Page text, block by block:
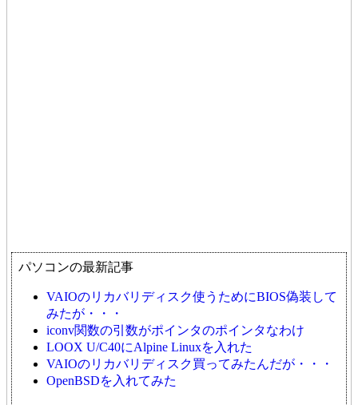
パソコンの最新記事
VAIOのリカバリディスク使うためにBIOS偽装して
みたが・・・
iconv関数の引数がポインタのポインタなわけ
LOOX U/C40にAlpine Linuxを入れた
VAIOのリカバリディスク買ってみたんだが・・・
OpenBSDを入れてみた